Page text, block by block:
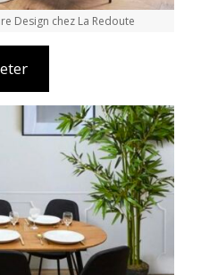
Design chez La Redoute